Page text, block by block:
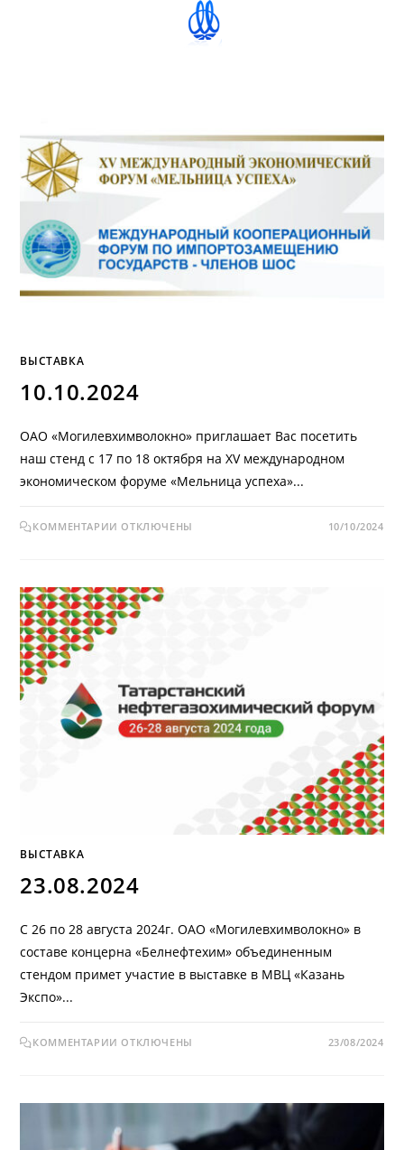
ВЫСТАВКА
10.10.2024
ОАО «Могилевхимволокно» приглашает Вас посетить
наш стенд с 17 по 18 октября на XV международном
экономическом форуме «Мельница успеха»...
КОММЕНТАРИИ ОТКЛЮЧЕНЫ 10/10/2024
ВЫСТАВКА
23.08.2024
С 26 по 28 августа 2024г. ОАО «Могилевхимволокно» в
составе концерна «Белнефтехим» объединенным
стендом примет участие в выставке в МВЦ «Казань
Экспо»...
КОММЕНТАРИИ ОТКЛЮЧЕНЫ 23/08/2024